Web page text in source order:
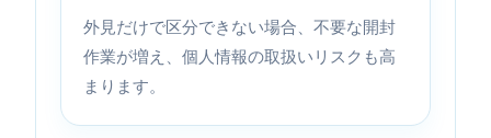
外見だけで区分できない場合、不要な開封
作業が増え、個人情報の取扱いリスクも高
まります。